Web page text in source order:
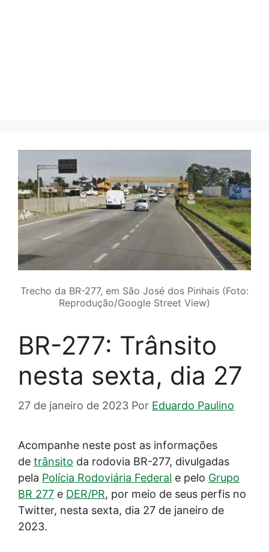
Trecho da BR-277, em São José dos Pinhais (Foto:
Reprodução/Google Street View)
BR-277: Trânsito
nesta sexta, dia 27
27 de janeiro de 2023 Por Eduardo Paulino
Acompanhe neste post as informações
de trânsito da rodovia BR-277, divulgadas
pela Polícia Rodoviária Federal e pelo Grupo
BR 277 e DER/PR, por meio de seus perfis no
Twitter, nesta sexta, dia 27 de janeiro de
2023.